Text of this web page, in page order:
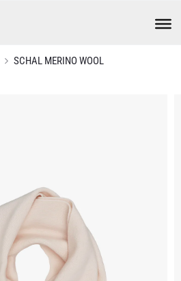
SCHAL MERINO WOOL